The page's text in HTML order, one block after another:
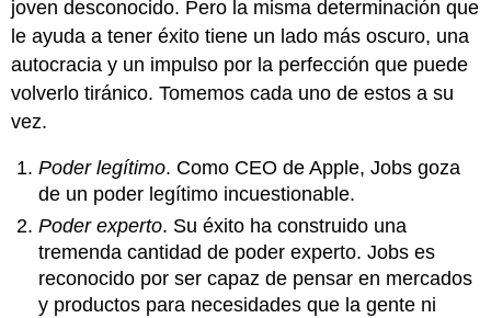
joven desconocido. Pero la misma determinación que
le ayuda a tener éxito tiene un lado más oscuro, una
autocracia y un impulso por la perfección que puede
volverlo tiránico. Tomemos cada uno de estos a su
vez.
Poder legítimo. Como CEO de Apple, Jobs goza
de un poder legítimo incuestionable.
Poder experto. Su éxito ha construido una
tremenda cantidad de poder experto. Jobs es
reconocido por ser capaz de pensar en mercados
y productos para necesidades que la gente ni